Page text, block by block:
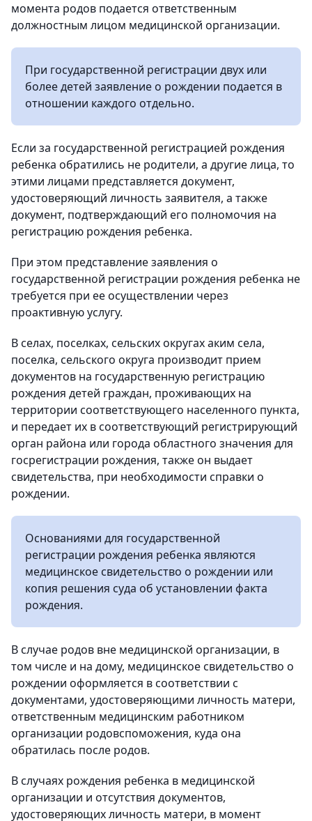
момента родов подается ответственным
должностным лицом медицинской организации.
При государственной регистрации двух или
более детей заявление о рождении подается в
отношении каждого отдельно.
Если за государственной регистрацией рождения
ребенка обратились не родители, а другие лица, то
этими лицами представляется документ,
удостоверяющий личность заявителя, а также
документ, подтверждающий его полномочия на
регистрацию рождения ребенка.
При этом представление заявления о
государственной регистрации рождения ребенка не
требуется при ее осуществлении через
проактивную услугу.
В селах, поселках, сельских округах аким села,
поселка, сельского округа производит прием
документов на государственную регистрацию
рождения детей граждан, проживающих на
территории соответствующего населенного пункта,
и передает их в соответствующий регистрирующий
орган района или города областного значения для
госрегистрации рождения, также он выдает
свидетельства, при необходимости справки о
рождении.
Основаниями для государственной
регистрации рождения ребенка являются
медицинское свидетельство о рождении или
копия решения суда об установлении факта
рождения.
В случае родов вне медицинской организации, в
том числе и на дому, медицинское свидетельство о
рождении оформляется в соответствии с
документами, удостоверяющими личность матери,
ответственным медицинским работником
организации родовспоможения, куда она
обратилась после родов.
В случаях рождения ребенка в медицинской
организации и отсутствия документов,
удостоверяющих личность матери, в момент